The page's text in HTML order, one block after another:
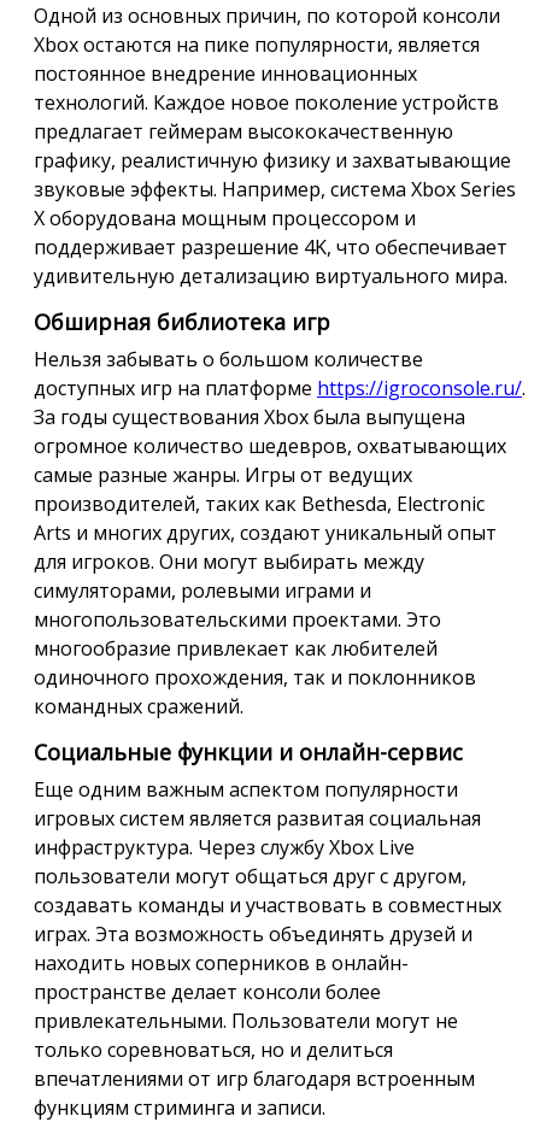
Одной из основных причин, по которой консоли
Xbox остаются на пике популярности, является
постоянное внедрение инновационных
технологий. Каждое новое поколение устройств
предлагает геймерам высококачественную
графику, реалистичную физику и захватывающие
звуковые эффекты. Например, система Xbox Series
X оборудована мощным процессором и
поддерживает разрешение 4K, что обеспечивает
удивительную детализацию виртуального мира.
Обширная библиотека игр
Нельзя забывать о большом количестве
доступных игр на платформе https://igroconsole.ru/.
За годы существования Xbox была выпущена
огромное количество шедевров, охватывающих
самые разные жанры. Игры от ведущих
производителей, таких как Bethesda, Electronic
Arts и многих других, создают уникальный опыт
для игроков. Они могут выбирать между
симуляторами, ролевыми играми и
многопользовательскими проектами. Это
многообразие привлекает как любителей
одиночного прохождения, так и поклонников
командных сражений.
Социальные функции и онлайн-сервис
Еще одним важным аспектом популярности
игровых систем является развитая социальная
инфраструктура. Через службу Xbox Live
пользователи могут общаться друг с другом,
создавать команды и участвовать в совместных
играх. Эта возможность объединять друзей и
находить новых соперников в онлайн-
пространстве делает консоли более
привлекательными. Пользователи могут не
только соревноваться, но и делиться
впечатлениями от игр благодаря встроенным
функциям стриминга и записи.